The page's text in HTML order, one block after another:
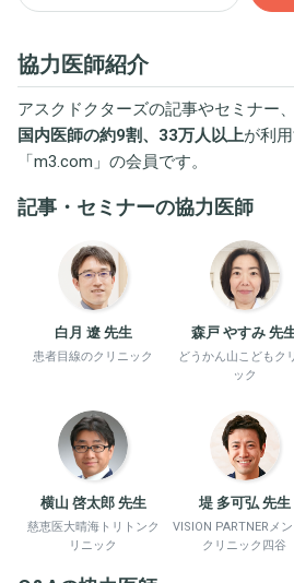
協力医師紹介
アスクドクターズの記事やセミナー
国内医師の約9割、33万人以上が利
「m3.com 」の会員です。
記事・セミナーの協力医師
白月 遼 先生
患者目線のクリニック
森戸 やすみ 先
どうかん山こどもク
ック
横山 啓太郎 先生
慈恵医大晴海トリトンク
リニック
堤 多可弘 先生
VISION PARTNERメ
クリニック四谷